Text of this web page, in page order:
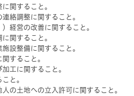
関すること。
絡調整に関すること。
経営の改善に関すること。
関すること。
設整備に関すること。
すること。
工に関すること。
と。
の土地への立入許可に関すること。